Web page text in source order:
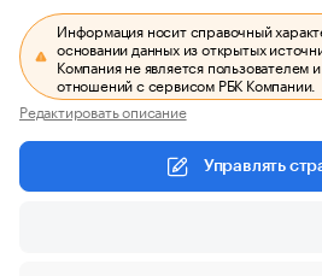
Информация носит справочный
основании данных из открытых
Компания не является пользователем
отношений с сервисом РБК Компании.
Редактировать описание
Управлять